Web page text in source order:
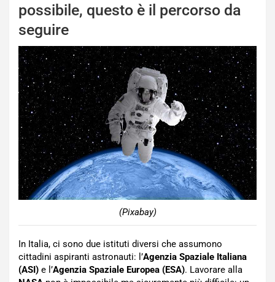
possibile, questo è il percorso da
seguire
(Pixabay)
In Italia, ci sono due istituti diversi che assumono
cittadini aspiranti astronauti: l’Agenzia Spaziale Italiana
(ASI) e l’Agenzia Spaziale Europea (ESA). Lavorare alla